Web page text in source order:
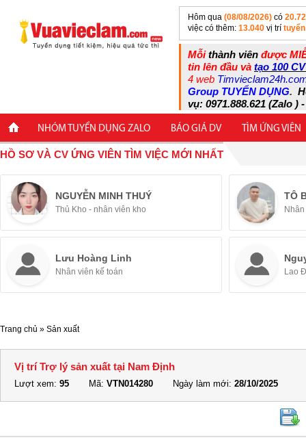
Hôm qua (08/08/2026) có
việc có thêm: 13.040 vị trí
Mỗithành viên được
tin lên đầu và tạo 100
4 web
Group TUYỂN DỤNG.
vụ: 0971.888.621 (Zalo )
NHÓM TUYỂN DỤNG ZALO BÁO GIÁ DV TÌM ỨNG VIÊN
HỒ SƠ VÀ CV ỨNG VIÊN TÌM VIỆC MỚI NHẤT
NGUYỄN MINH THUÝ
Thủ Kho - nhân viên kho
TÔ
Lưu Hoàng Linh
Nhân viên kế toán Lao
Trang chủ » Sản xuất
Vị trí Trợ lý sản xuất tại Nam Định
Lượt xem: 95 Mã: VTN014280 Ngày làm mới: 28/10/2025